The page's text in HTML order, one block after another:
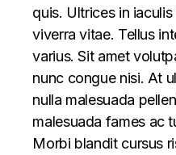
quis. Ultrices in
viverra vitae. Tellus
varius. Sit amet
nunc congue nisi. At
nulla malesuada
malesuada fames ac
Morbi blandit cursus